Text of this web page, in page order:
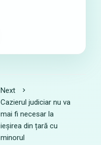
Next
Cazierul judiciar nu va
mai fi necesar la
ieșirea din țară cu
minorul